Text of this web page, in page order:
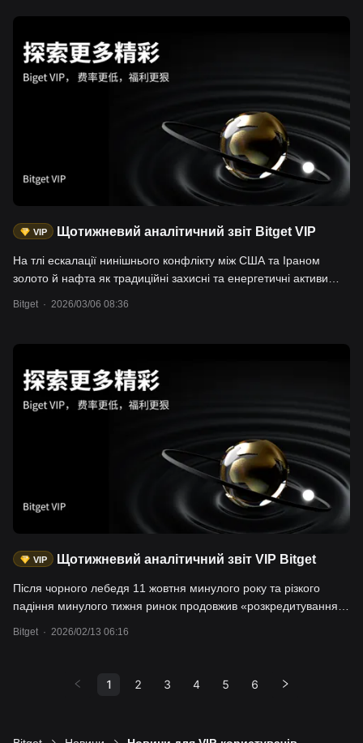
індекси: ф'ючерси на Nikkei 225 (JPY), NAS100 тощо. Японія є
країною-імпортером енергоносіїв, 70-90% імпорту нафти
проходить через Ормузьку протоку. Тривале закриття
Ормузької протоки разом із високими цінами на нафту може
призвести до рецесії економіки; - Криптоактиви: BTC. За
даними ринку і ETF, спостерігається позитивна кореляція між
ціною BTC та доларом США, також спостерігається значний
чистий приплив у BTC ETF; Користувачі можуть торгувати
зазначеними активами через Bitget Tradfi (CFD) або спотовий
VIP Щотижневий аналітичний звіт Bitget VIP
На тлі ескалації нинішнього конфлікту між США та Іраном
золото й нафта як традиційні захисні та енергетичні активи
приблизно 5300 доларів/унція, ф'ючерси на нафту марки Brent
піднялися до 77-80 доларів/барель, що, ймовірно, матиме
подальший вплив на світові ринки.
Bitget · 2026/03/06 08:36
VIP Щотижневий аналітичний звіт VIP Bitget
Після чорного лебедя 11 жовтня минулого року та різкого
падіння минулого тижня ринок продовжив «розкредитування».
червень. На макрорівні Федеральна резервна система США
Bitget · 2026/02/13 06:16
1 2 3 4 5 6